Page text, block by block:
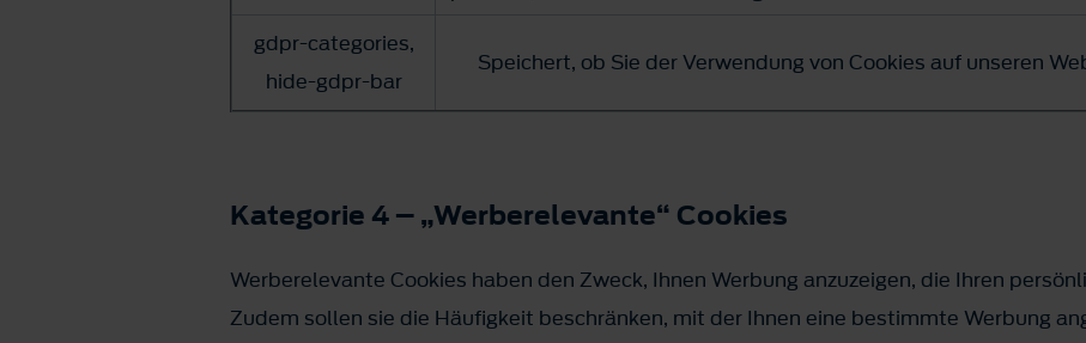
gdpr-categories,
hide-gdpr-bar
Speichert, ob Sie der Verwendung von Cookies auf unseren
Kategorie 4 – „Werberelevante“ Cookies
Werberelevante Cookies haben den Zweck, Ihnen Werbung anzuzeigen, die Ihren
Zudem sollen sie die Häufigkeit beschränken, mit der Ihnen eine bestimmte Werbung